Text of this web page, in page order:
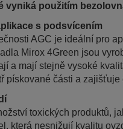
vyniká použitím
s podsvícením
AGC je ideální pro
Mirox 4Green jsou
a mají stejně vysoké
pískované části a zajišťuje
toxických produktů,
která nesnižují kvalitu